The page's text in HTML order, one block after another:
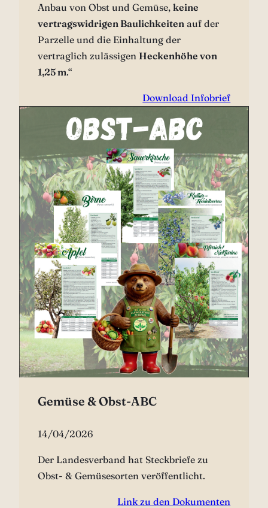
Anbau von Obst und Gemüse, keine
vertragswidrigen Baulichkeiten auf der
Parzelle und die Einhaltung der
vertraglich zulässigen Heckenhöhe von
1,25 m.“
Download Infobrief
Gemüse & Obst-ABC
14/04/2026
Der Landesverband hat Steckbriefe zu
Obst- & Gemüsesorten veröffentlicht.
Link zu den Dokumenten